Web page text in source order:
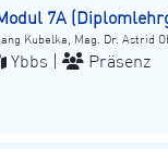
7A
Kubelka, Mag. Dr. Astrid
Ybbs |
Präsenz